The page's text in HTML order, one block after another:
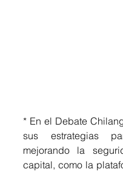
* En el Debate
sus estrategias
mejorando la
capital, como la